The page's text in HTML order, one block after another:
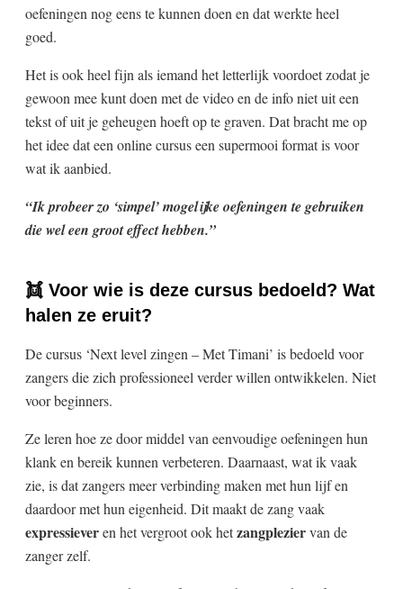
oefeningen nog eens te kunnen doen en dat werkte heel
goed.
Het is ook heel fijn als iemand het letterlijk voordoet zodat je
gewoon mee kunt doen met de video en de info niet uit een
tekst of uit je geheugen hoeft op te graven. Dat bracht me op
het idee dat een online cursus een supermooi format is voor
wat ik aanbied.
“Ik probeer zo ‘simpel’ mogelijke oefeningen te gebruiken
die wel een groot effect hebben.”
👯 Voor wie is deze cursus bedoeld? Wat
halen ze eruit?
De cursus ‘Next level zingen – Met Timani’ is bedoeld voor
zangers die zich professioneel verder willen ontwikkelen. Niet
voor beginners.
Ze leren hoe ze door middel van eenvoudige oefeningen hun
klank en bereik kunnen verbeteren. Daarnaast, wat ik vaak
zie, is dat zangers meer verbinding maken met hun lijf en
daardoor met hun eigenheid. Dit maakt de zang vaak
expressieveren het vergroot ook hetzangpleziervan de
zanger zelf.